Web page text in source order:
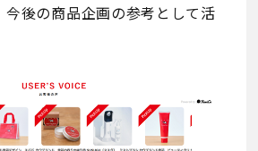
後の商品企画の参考として活